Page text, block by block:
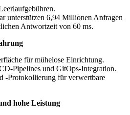
unterstützen 6,94 Millionen Anfragen
Antwortzeit von 60 ms.
für mühelose Einrichtung.
Pipelines und GitOps-Integration.
-Protokollierung für verwertbare
hohe Leistung